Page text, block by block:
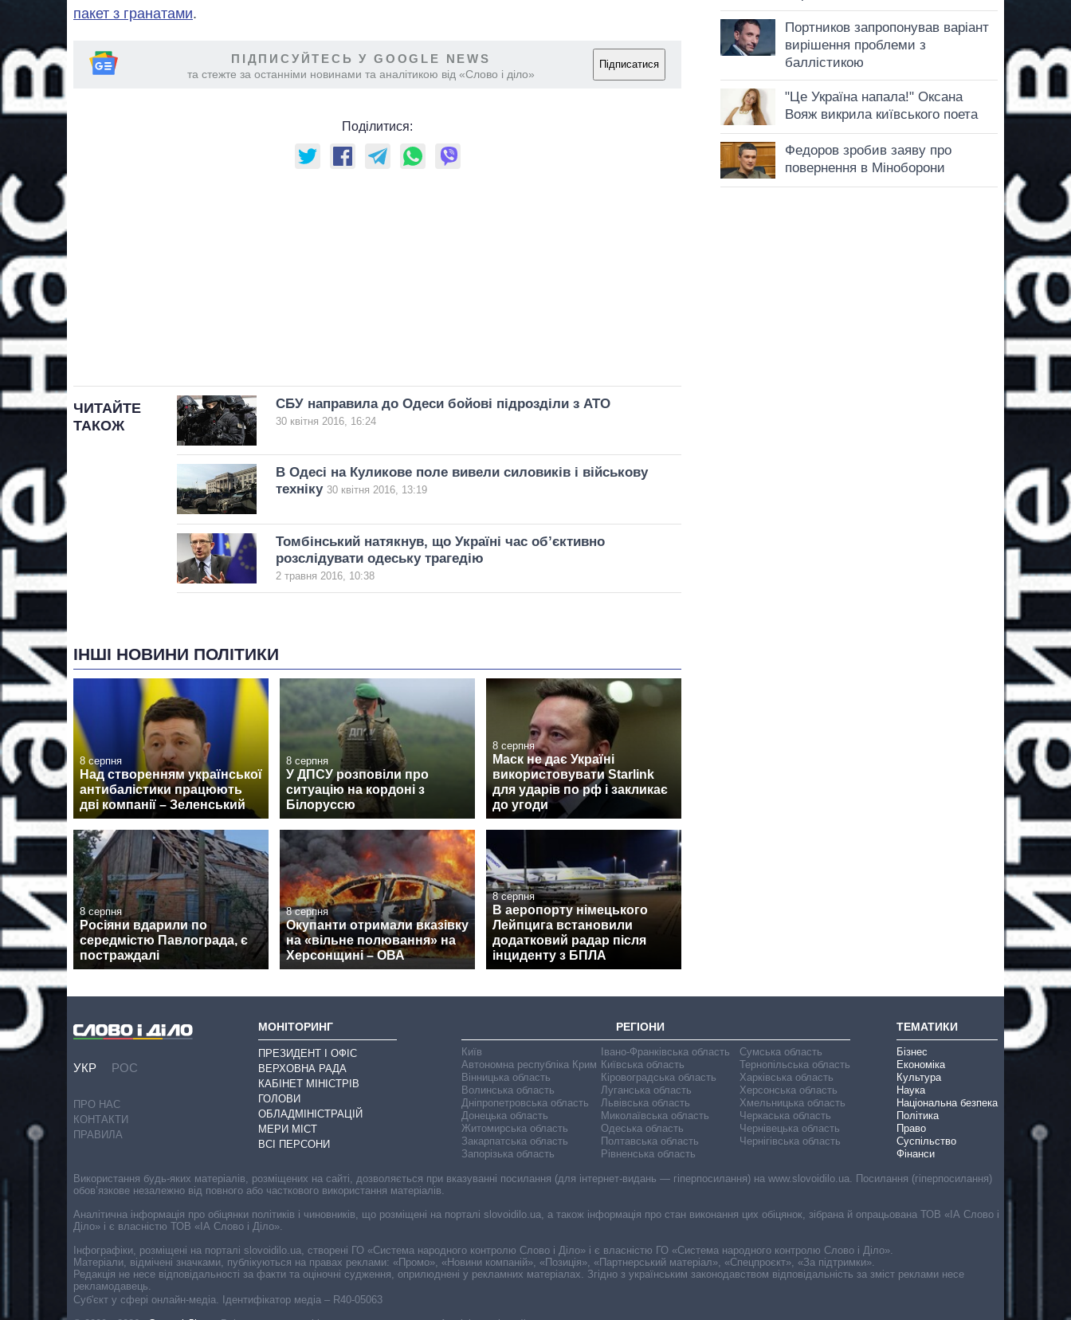
пакет з гранатами.
ПІДПИСУЙТЕСЬ У GOOGLE NEWS
та стежте за останніми новинами та аналітикою від «Слово і діло»
Підписатися
Поділитися:
ЧИТАЙТЕ
ТАКОЖ
СБУ направила до Одеси бойові підрозділи з АТО
30 квітня 2016, 16:24
В Одесі на Куликове поле вивели силовиків і військову
техніку 30 квітня 2016, 13:19
Томбінський натякнув, що Україні час об’єктивно
розслідувати одеську трагедію
2 травня 2016, 10:38
ІНШІ НОВИНИ ПОЛІТИКИ
8 серпня
Над створенням української
антибалістики працюють
дві компанії – Зеленський
8 серпня
У ДПСУ розповіли про
ситуацію на кордоні з
Білоруссю
8 серпня
Маск не дає Україні
використовувати Starlink
для ударів по рф і закликає
до угоди
8 серпня
Росіяни вдарили по
середмістю Павлограда, є
постраждалі
8 серпня
Окупанти отримали вказівку
на «вільне полювання» на
Херсонщині – ОВА
8 серпня
В аеропорту німецького
Лейпцига встановили
додатковий радар після
інциденту з БПЛА
УКР РОС
ПРО НАС
КОНТАКТИ
ПРАВИЛА
МОНІТОРИНГ
ПРЕЗИДЕНТ І ОФІС
ВЕРХОВНА РАДА
КАБІНЕТ МІНІСТРІВ
ГОЛОВИ
ОБЛАДМІНІСТРАЦІЙ
МЕРИ МІСТ
ВСІ ПЕРСОНИ
РЕГІОНИ
Київ
Автономна республіка Крим
Вінницька область
Волинська область
Дніпропетровська область
Донецька область
Житомирська область
Закарпатська область
Запорізька область
Івано-Франківська область
Київська область
Кіровоградська область
Луганська область
Львівська область
Миколаївська область
Одеська область
Полтавська область
Рівненська область
Сумська область
Тернопільська область
Харківська область
Херсонська область
Хмельницька область
Черкаська область
Чернівецька область
Чернігівська область
ТЕМАТИКИ
Бізнес
Економіка
Культура
Наука
Національна безпека
Політика
Право
Суспільство
Фінанси
Cуб'єкт у сфері онлайн-медіа. Ідентифікатор медіа – R40-05063
Використання будь-яких матеріалів, розміщених на сайті, дозволяється при вказуванні посилання (для інтернет-видань — гіперпосилання) на www.slovoidilo.ua. Посилання (гіперпосилання)
обов’язкове незалежно від повного або часткового використання матеріалів.
Аналітична інформація про обіцянки політиків і чиновників, що розміщені на порталі slovoidilo.ua, а також інформація про стан виконання цих обіцянок, зібрана й опрацьована ТОВ «ІА Слово і
Діло» і є власністю ТОВ «ІА Слово і Діло».
Інфографіки, розміщені на порталі slovoidilo.ua, створені ГО «Система народного контролю Слово і Діло» і є власністю ГО «Система народного контролю Слово і Діло».
Матеріали, відмічені значками, публікуються на правах реклами: «Промо», «Новини компаній», «Позиція», «Партнерський матеріал», «Спецпроєкт», «За підтримки».
Редакція не несе відповідальності за факти та оціночні судження, оприлюднені у рекламних матеріалах. Згідно з українським законодавством відповідальність за зміст реклами несе
рекламодавець.